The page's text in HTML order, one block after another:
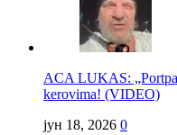
ACA LUKAS:
kerovima! (VIDEO)
јун 18, 2026 0